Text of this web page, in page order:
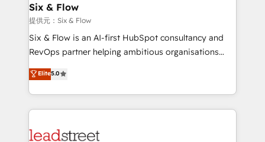
helps the following industries: logistics & 3PL, home
improvement & construction, branding and
commercialization, real estate, health, education,
SaaS, Software Dev & IT and consulting, make the
the United States, EU, UAE, Mexico and Latin
America. From casual user to super fan: make
Six & Flow
提供元：Six & Flow
Six & Flow is an AI-first HubSpot consultancy and
RevOps partner helping ambitious organisations
grow with clarity, confidence, and intelligence.
Operating across the UK, Netherlands, Ireland, and
Canada, we’ve delivered thousands of successful
HubSpot projects for mid-market and enterprise
combine HubSpot, data, and AI to design connected
Elite5.0